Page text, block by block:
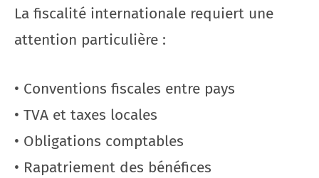
La fiscalité internationale requiert une
attention particulière :
• Conventions fiscales entre pays
• TVA et taxes locales
• Obligations comptables
• Rapatriement des bénéfices